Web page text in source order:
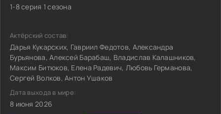
1-8 серия 1 сезона
Актёрский состав:
Дарья Кукарских, Гавриил Федотов, Александра
Бурьянова, Алексей Барабаш, Владислав Калашников,
Максим Битюков, Елена Радевич, Любовь Германова,
Сергей Волков, Антон Ушаков
Дата выхода в мире:
8 июня 2026